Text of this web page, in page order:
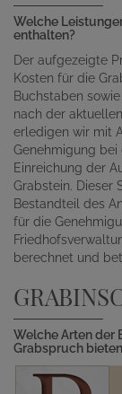
Welche
enthalten?
Der aufgezeigte
Kosten für die
Buchstaben
nach der
erledigen wir mit
Genehmigung
Einreichung der
Grabstein. Dieser
Bestandteil des
für die
berechnet und
Welche Arten der
Grabspruch